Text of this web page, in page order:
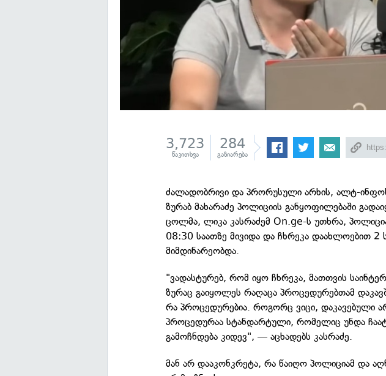
3,723
წაკითხვა
284
გაზიარება
ძალადობრივი და პრორუსული არხის, ალტ-
ზურაბ მახარაძე პოლიციის განყოფილებაში
ცოლმა, ლიკა კასრაძემ On.ge-ს უთხრა,
08:30 საათზე მივიდა და ჩხრეკა დაახლოებით 2
მიმდინარეობდა.
"ვადასტურებ, რომ იყო ჩხრეკა, მათთვის
ზურაც გაიყოლეს რაღაცა პროცედურებთამ
რა პროცედურებია. როგორც ვიცი, დაკავებული
პროცედურაა სტანდარტული, რომელიც უნდა
გამოჩნდება კიდევ", — აცხადებს კასრაძე.
მან არ დააკონკრეტა, რა წაიღო პოლიციამ და